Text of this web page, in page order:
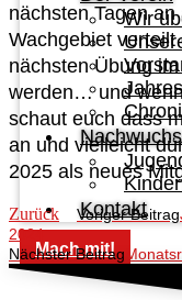
Wir
Nachwuchs
Kontakt
Mach mit!
nächsten Tagen
Wachgebiet
nächsten Übung
werden… und
schaut euch dass
an und vielleicht
2025 als neues
Zurück Voriger Beitrag
2024
Nächster Beitrag